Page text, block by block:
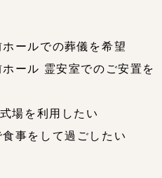
ールでの葬儀を希望
ール 霊安室でのご安置を
場を利用したい
事をして過ごしたい